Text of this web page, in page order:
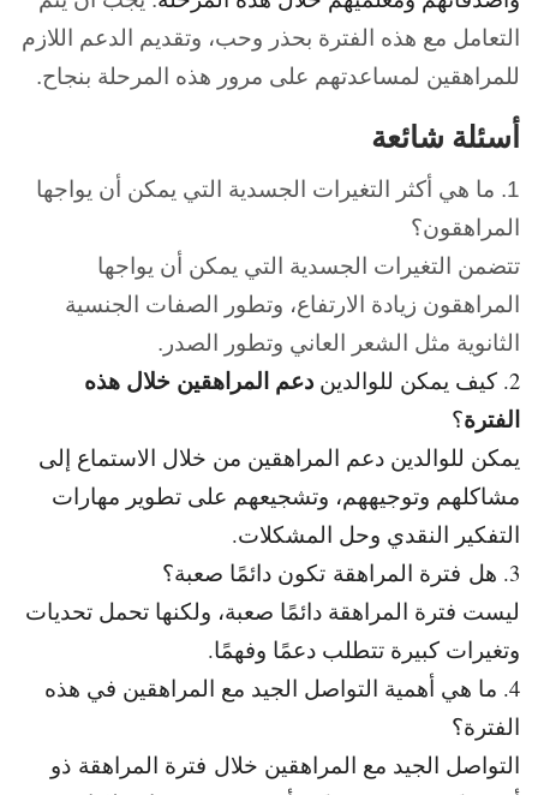
التعامل مع هذه الفترة بحذر وحب، وتقديم الدعم اللازم
للمراهقين لمساعدتهم على مرور هذه المرحلة بنجاح.
أسئلة شائعة
1. ما هي أكثر التغيرات الجسدية التي يمكن أن يواجها
المراهقون؟
تتضمن التغيرات الجسدية التي يمكن أن يواجها
المراهقون زيادة الارتفاع، وتطور الصفات الجنسية
الثانوية مثل الشعر العاني وتطور الصدر.
2. كيف يمكن للوالدين
دعم المراهقين خلال هذه
الفترة؟
يمكن للوالدين دعم المراهقين من خلال الاستماع إلى
مشاكلهم وتوجيههم، وتشجيعهم على تطوير مهارات
التفكير النقدي وحل المشكلات.
3. هل
فترة المراهقة تكون دائمًا صعبة؟
ليست فترة المراهقة دائمًا صعبة، ولكنها تحمل تحديات
وتغيرات كبيرة تتطلب دعمًا وفهمًا.
4. ما هي أهمية التواصل الجيد مع المراهقين في هذه
الفترة؟
التواصل الجيد مع المراهقين خلال فترة المراهقة ذو